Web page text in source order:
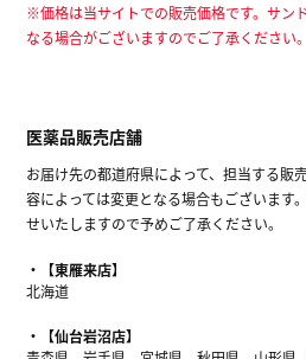
※価格は当サイトでの販売価格です。サン
なる場合がございますのでご了承ください。
医薬品販売店舗
お届け先の都道府県によって、担当する販
容によっては変更となる場合もございます
せいたしますので予めご了承ください。
【東雁来店】
北海道
【仙台岩沼店】